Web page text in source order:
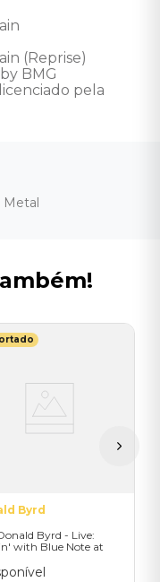
(Reprise)
BMG
pela
Metal
Byrd
Byrd - Live:
with Blue Note at